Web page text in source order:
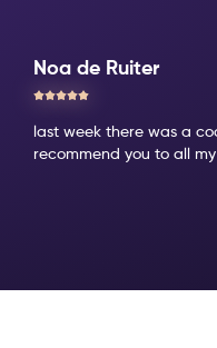
Noa de Ruiter
last week there was a
recommend you to all